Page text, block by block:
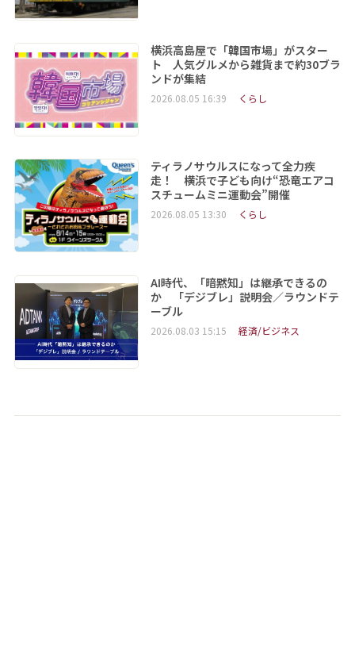
横浜高島屋で「韓国市場」がスター
ト 人気グルメから雑貨まで約30ブラ
ンドが集結
2026.08.05 16:39 くらし
ティラノサウルスになって全力疾
走！ 横浜で子ども向け“恐竜エアコ
スチュームミニ運動会”開催
2026.08.05 13:30 くらし
AI時代、「暗黙知」は継承できるの
か 「デジブレ」説明会／ラウンドテ
ーブル
2026.08.03 15:15 経済/ビジネス